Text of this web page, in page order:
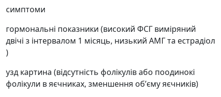
симптоми
гормональні показники (високий ФСГ виміряний
двічі з інтервалом 1 місяць, низький АМГ та естрадіол
)
узд картина (відсутність фолікулів або поодинокі
фолікули в яєчниках, зменшення обʼєму яєчників)